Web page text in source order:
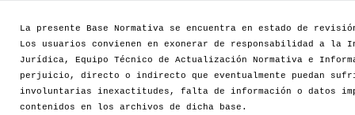
La presente Base Normativa se encuentra en estado de
Los usuarios convienen en exonerar de responsabilidad a la
Jurídica, Equipo Técnico de Actualización Normativa e
perjuicio, directo o indirecto que eventualmente puedan
involuntarias inexactitudes, falta de información o datos
contenidos en los archivos de dicha base.